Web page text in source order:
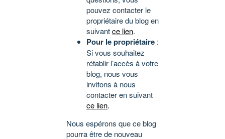
pouvez contacter le
propriétaire du blog en
suivantce lien.
Pour le propriétaire :
Si vous souhaitez
rétablir l’accès à votre
blog, nous vous
invitons à nous
contacter en suivant
ce lien.
Nous espérons que ce blog
pourra être de nouveau